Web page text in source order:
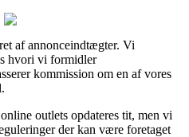
af annonceindtægter. Vi
hvori vi formidler
kommission om en af vores
outlets opdateres tit, men vi
der kan være foretaget